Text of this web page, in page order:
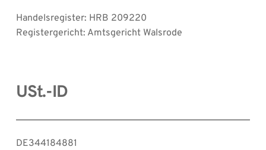
Handelsregister: HRB 209220
Registergericht: Amtsgericht Walsrode
USt.-ID
DE344184881